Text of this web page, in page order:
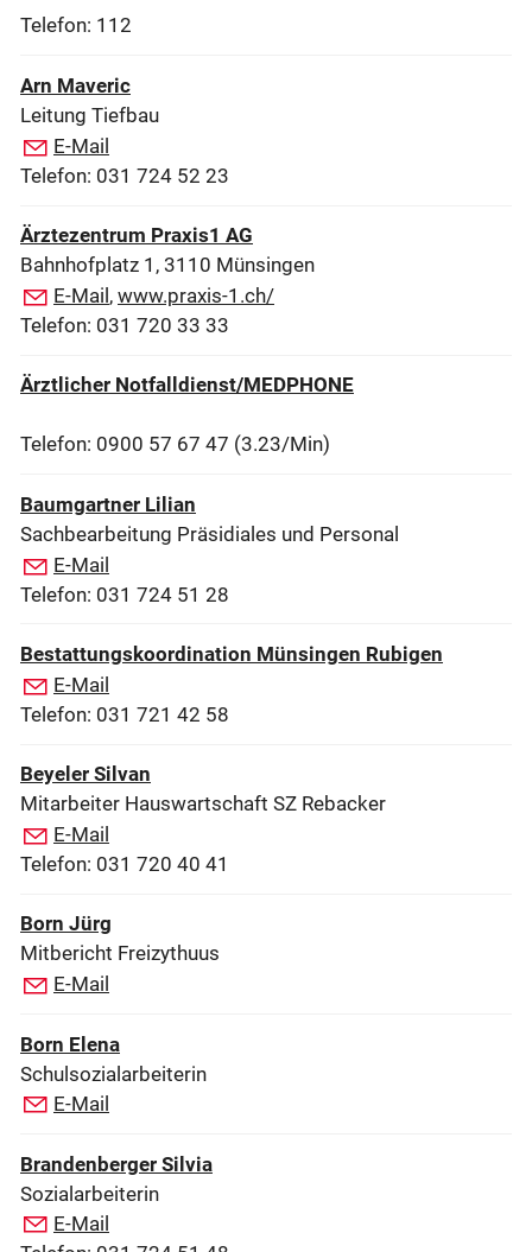
Telefon: 112
Arn Maveric
Leitung Tiefbau
E-Mail
Telefon: 031 724 52 23
Ärztezentrum Praxis1 AG
Bahnhofplatz 1, 3110 Münsingen
E-Mail, www.praxis-1.ch/
Telefon: 031 720 33 33
Ärztlicher Notfalldienst/MEDPHONE
Telefon: 0900 57 67 47 (3.23/Min)
Baumgartner Lilian
Sachbearbeitung Präsidiales und Personal
E-Mail
Telefon: 031 724 51 28
Bestattungskoordination Münsingen Rubigen
E-Mail
Telefon: 031 721 42 58
Beyeler Silvan
Mitarbeiter Hauswartschaft SZ Rebacker
E-Mail
Telefon: 031 720 40 41
Born Jürg
Mitbericht Freizythuus
E-Mail
Born Elena
Schulsozialarbeiterin
E-Mail
Brandenberger Silvia
Sozialarbeiterin
E-Mail